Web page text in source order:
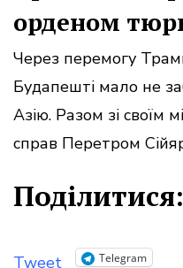
орденом
Через перемогу
Будапешті мало не
Азію. Разом зі своїм
справ Перетром
Поділитися:
Tweet Telegram